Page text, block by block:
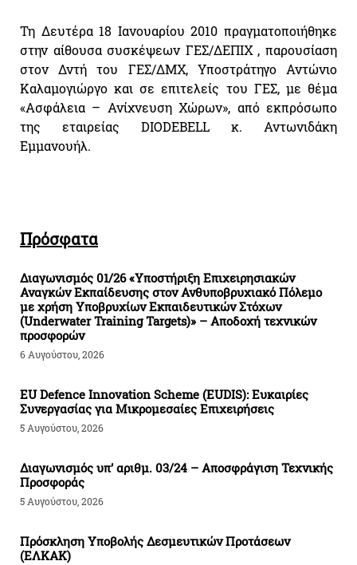
Τη Δευτέρα 18 Ιανουαρίου 2010 πραγματοποιήθηκε
στην αίθουσα συσκέψεων ΓΕΣ/ΔΕΠΙΧ , παρουσίαση
στον Δντή του ΓΕΣ/ΔΜΧ, Υποστράτηγο Αντώνιο
Καλαμογιώργο και σε επιτελείς του ΓΕΣ, με θέμα
«Ασφάλεια – Ανίχνευση Χώρων», από εκπρόσωπο
της εταιρείας DIODEBELL κ. Αντωνιδάκη
Εμμανουήλ.
Πρόσφατα
Διαγωνισμός 01/26 «Υποστήριξη Επιχειρησιακών
Αναγκών Εκπαίδευσης στον Ανθυποβρυχιακό Πόλεμο
με χρήση Υποβρυχίων Εκπαιδευτικών Στόχων
(Underwater Training Targets)» – Αποδοχή τεχνικών
προσφορών
6 Αυγούστου, 2026
EU Defence Innovation Scheme (EUDIS): Ευκαιρίες
Συνεργασίας για Μικρομεσαίες Επιχειρήσεις
5 Αυγούστου, 2026
Διαγωνισμός υπ’ αριθμ. 03/24 – Αποσφράγιση Τεχνικής
Προσφοράς
5 Αυγούστου, 2026
Πρόσκληση Υποβολής Δεσμευτικών Προτάσεων
(ΕΛΚΑΚ)